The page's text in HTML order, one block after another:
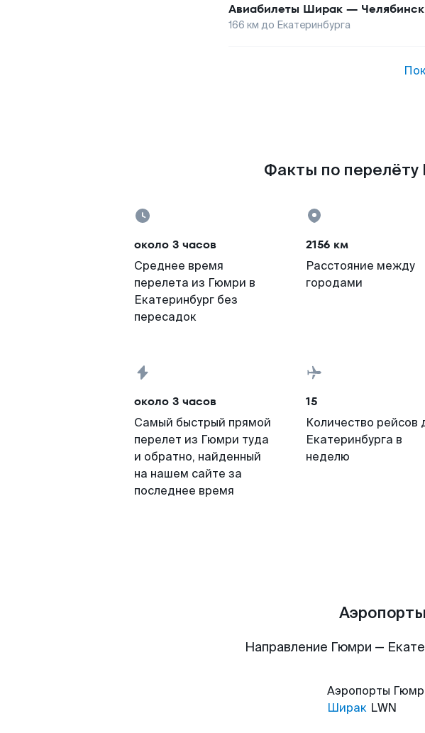
Авиабилеты Ширак — Челябинск
166 км до Екатеринбурга
Факты по перелёту
около 3 часов
Среднее время
перелета из Гюмри в
Екатеринбург без
пересадок
2156 км
Расстояние между
городами
около 3 часов
Самый быстрый прямой
перелет из Гюмри туда
и обратно, найденный
на нашем сайте за
последнее время
15
Количество рейсов
Екатеринбурга в
неделю
Направление Гюмри —
Аэропорты
Ширак LWN